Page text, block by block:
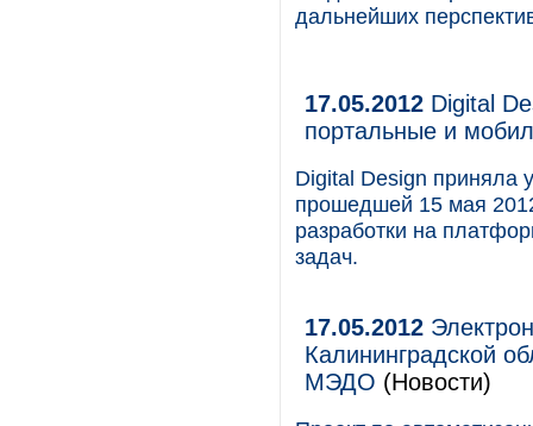
дальнейших
17.05.2012 Digital
портальные и
Digital Design приняла
прошедшей 15 мая
разработки на
задач.
17.05.2012
Калининградской
МЭДО (Новости)